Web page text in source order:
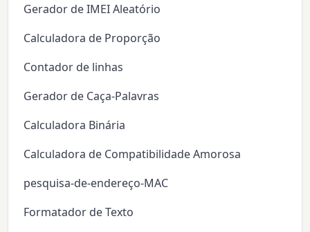
Gerador de IMEI Aleatório
Calculadora de Proporção
Contador de linhas
Gerador de Caça-Palavras
Calculadora Binária
Calculadora de Compatibilidade Amorosa
pesquisa-de-endereço-MAC
Formatador de Texto